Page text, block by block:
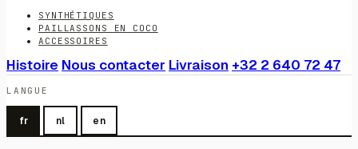
SYNTHÉTIQUES
PAILLASSONS EN COCO
ACCESSOIRES
Histoire Nous contacter Livraison +32 2 640 72 47
LANGUE
fr nl en